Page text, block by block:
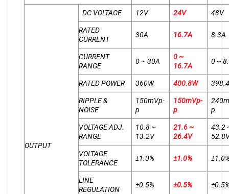
OUTPUT
DC VOLTAGE 12V 24V 48V
RATED
CURRENT
30A 16.7A 8.3A
CURRENT
RANGE
0 ~ 30A
0 ~
16.7A
0 ~
RATED POWER 360W 400.8W
RIPPLE &
NOISE
150mVp-
p
150mVp-
p
p
VOLTAGE ADJ.
RANGE
10.8 ~
13.2V
21.6 ~
26.4V
43.2
VOLTAGE
TOLERANCE
±1.0% ±1.0%
LINE
REGULATION
±0.5% ±0.5%